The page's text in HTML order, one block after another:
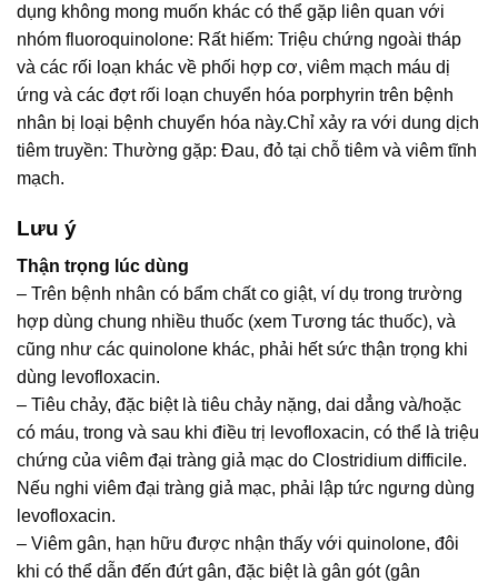
dụng không mong muốn khác có thể gặp liên quan với
nhóm fluoroquinolone: Rất hiếm: Triệu chứng ngoài tháp
và các rối loạn khác về phối hợp cơ, viêm mạch máu dị
ứng và các đợt rối loạn chuyển hóa porphyrin trên bệnh
nhân bị loại bệnh chuyển hóa này.Chỉ xảy ra với dung dịch
tiêm truyền: Thường gặp: Ðau, đỏ tại chỗ tiêm và viêm tĩnh
mạch.
Lưu ý
Thận trọng lúc dùng
– Trên bệnh nhân có bẩm chất co giật, ví dụ trong trường
hợp dùng chung nhiều thuốc (xem Tương tác thuốc), và
cũng như các quinolone khác, phải hết sức thận trọng khi
dùng levofloxacin.
– Tiêu chảy, đặc biệt là tiêu chảy nặng, dai dẳng và/hoặc
có máu, trong và sau khi điều trị levofloxacin, có thể là triệu
chứng của viêm đại tràng giả mạc do Clostridium difficile.
Nếu nghi viêm đại tràng giả mạc, phải lập tức ngưng dùng
levofloxacin.
– Viêm gân, hạn hữu được nhận thấy với quinolone, đôi
khi có thể dẫn đến đứt gân, đặc biệt là gân gót (gân